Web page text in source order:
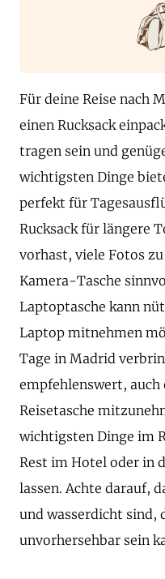
Für deine Reise nach
einen Rucksack
tragen sein und
wichtigsten Dinge
perfekt für
Rucksack für längere
vorhast, viele Fotos
Kamera-Tasche
Laptoptasche kann
Laptop mitnehmen
Tage in Madrid
empfehlenswert, auch
Reisetasche
wichtigsten Dinge im
Rest im Hotel oder in
lassen. Achte darauf,
und wasserdicht sind,
unvorhersehbar sein